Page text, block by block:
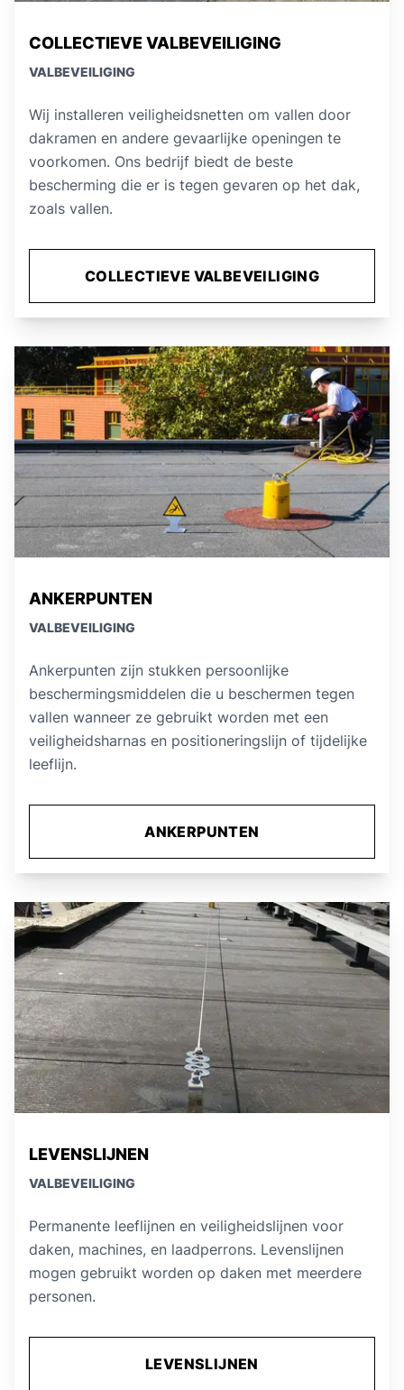
COLLECTIEVE VALBEVEILIGING
VALBEVEILIGING
Wij installeren veiligheidsnetten om vallen door
dakramen en andere gevaarlijke openingen te
voorkomen. Ons bedrijf biedt de beste
bescherming die er is tegen gevaren op het dak,
zoals vallen.
COLLECTIEVE VALBEVEILIGING
ANKERPUNTEN
VALBEVEILIGING
Ankerpunten zijn stukken persoonlijke
beschermingsmiddelen die u beschermen tegen
vallen wanneer ze gebruikt worden met een
veiligheidsharnas en positioneringslijn of tijdelijke
leeflijn.
ANKERPUNTEN
LEVENSLIJNEN
VALBEVEILIGING
Permanente leeflijnen en veiligheidslijnen voor
daken, machines, en laadperrons. Levenslijnen
mogen gebruikt worden op daken met meerdere
personen.
LEVENSLIJNEN